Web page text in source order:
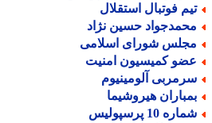
فوتبال استقلال
حسین نژاد
شورای اسلامی
کمیسیون امنیت
آلومینیوم
هیروشیما
10 پرسپولیس